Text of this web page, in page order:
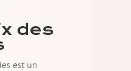
des
est un